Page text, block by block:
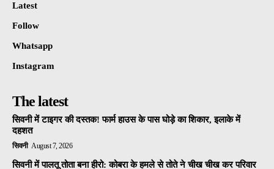
Latest
Follow
Whatsapp
Instagram
The latest
सिवनी में टाइगर की दस्तक! फार्म हाउस के पास घोड़े का शिकार, इलाके में
दहशत
सिवनी August 7, 2026
सिवनी में पालतू तोता बना हीरो: कोबरा के हमले से तोते ने चीख चीख कर परिवार